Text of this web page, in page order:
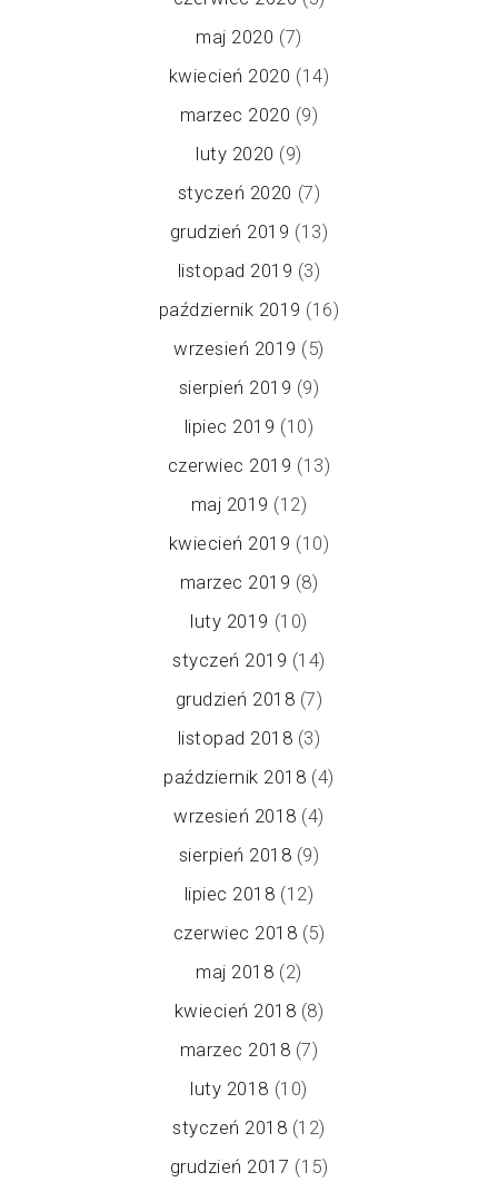
maj 2020 (7)
kwiecień 2020 (14)
marzec 2020 (9)
luty 2020 (9)
styczeń 2020 (7)
grudzień 2019 (13)
listopad 2019 (3)
październik 2019 (16)
wrzesień 2019 (5)
sierpień 2019 (9)
lipiec 2019 (10)
czerwiec 2019 (13)
maj 2019 (12)
kwiecień 2019 (10)
marzec 2019 (8)
luty 2019 (10)
styczeń 2019 (14)
grudzień 2018 (7)
listopad 2018 (3)
październik 2018 (4)
wrzesień 2018 (4)
sierpień 2018 (9)
lipiec 2018 (12)
czerwiec 2018 (5)
maj 2018 (2)
kwiecień 2018 (8)
marzec 2018 (7)
luty 2018 (10)
styczeń 2018 (12)
grudzień 2017 (15)